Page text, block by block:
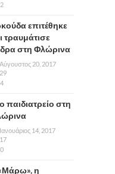
2
επιτέθηκε
τραυμάτισε
στη Φλώρινα
Αύγουστος 20, 2017
4
παιδιατρείο στη
Ιανουάριος 14, 2017
0
η